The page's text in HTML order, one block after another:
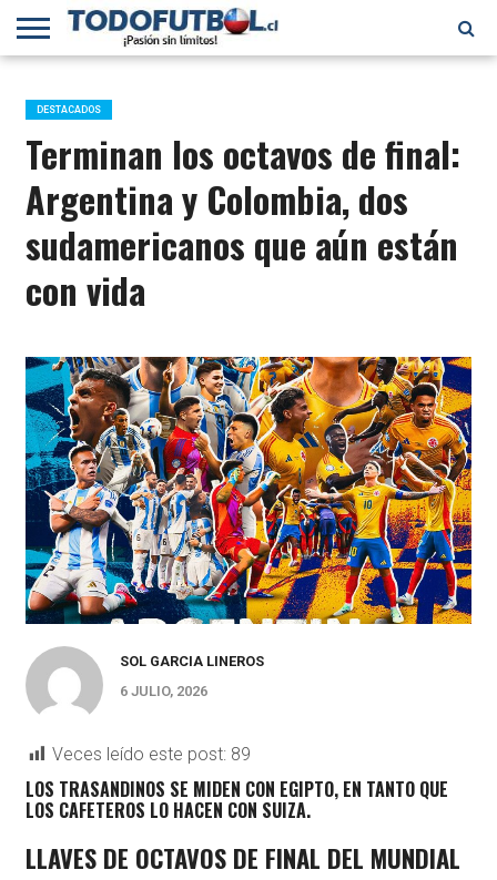
PRIMERA
B
SELECCIÓN
CHILENA
CHILENOS
EN EL
MUNDO
FÚTBOL
INTERNACIONAL
DESTACADOS
Terminan los octavos de final:
Argentina y Colombia, dos
sudamericanos que aún están
con vida
SOL GARCIA LINEROS
6 JULIO, 2026
Veces leído este post: 89
LOS TRASANDINOS SE MIDEN CON EGIPTO, EN TANTO QUE
LOS CAFETEROS LO HACEN CON SUIZA.
LLAVES DE OCTAVOS DE FINAL DEL MUNDIAL